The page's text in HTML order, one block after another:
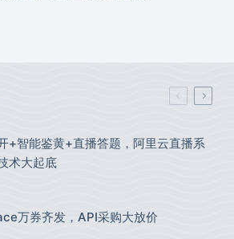
+智能鉴黄+直播答题，阿里云直播系
术大起底
万券齐发，API采购大放价